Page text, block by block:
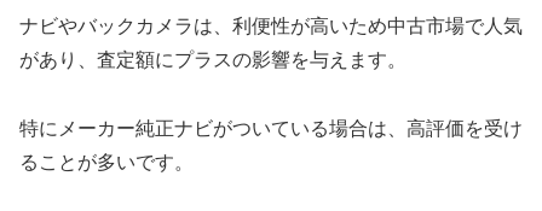
ナビやバックカメラは、利便性が高いため中古市場で人気
があり、査定額にプラスの影響を与えます。
特にメーカー純正ナビがついている場合は、高評価を受け
ることが多いです。